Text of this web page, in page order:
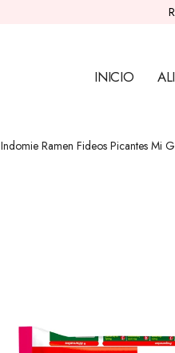
INICIO
Indomie Ramen Fideos Picantes Mi